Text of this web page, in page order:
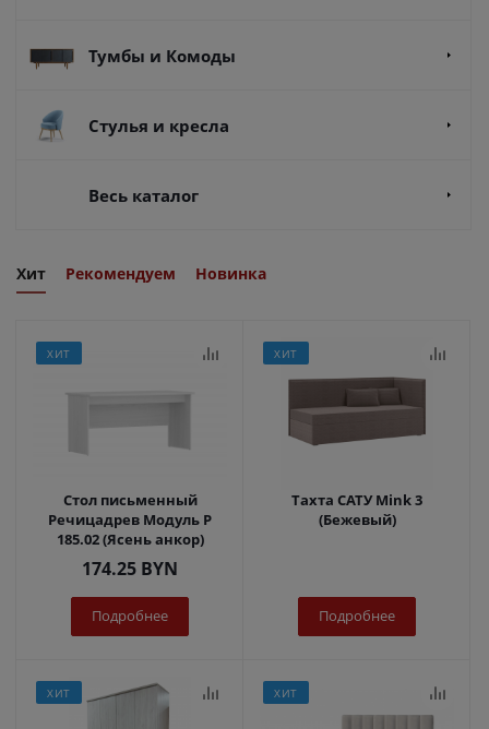
Тумбы и Комоды
Стулья и кресла
Весь каталог
Хит Рекомендуем Новинка
ХИТ
Стол письменный
Речицадрев Модуль Р
185.02 (Ясень анкор)
174.25 BYN
Подробнее
ХИТ
Тахта САТУ Mink 3
(Бежевый)
Подробнее
ХИТ ХИТ